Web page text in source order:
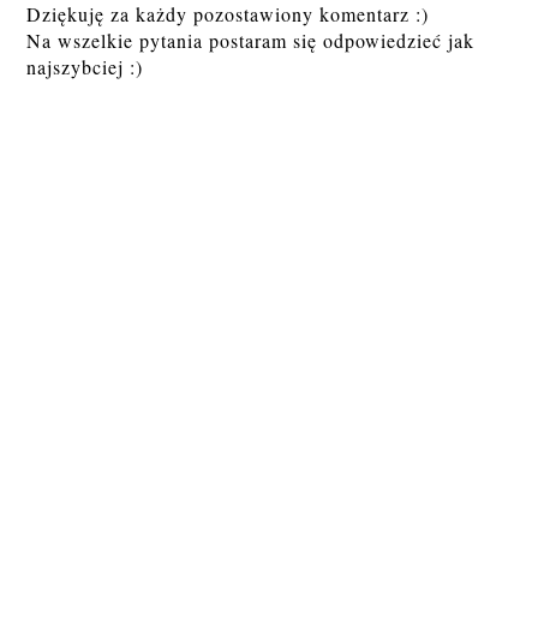
Dziękuję za każdy pozostawiony komentarz :)
Na wszelkie pytania postaram się odpowiedzieć jak
najszybciej :)